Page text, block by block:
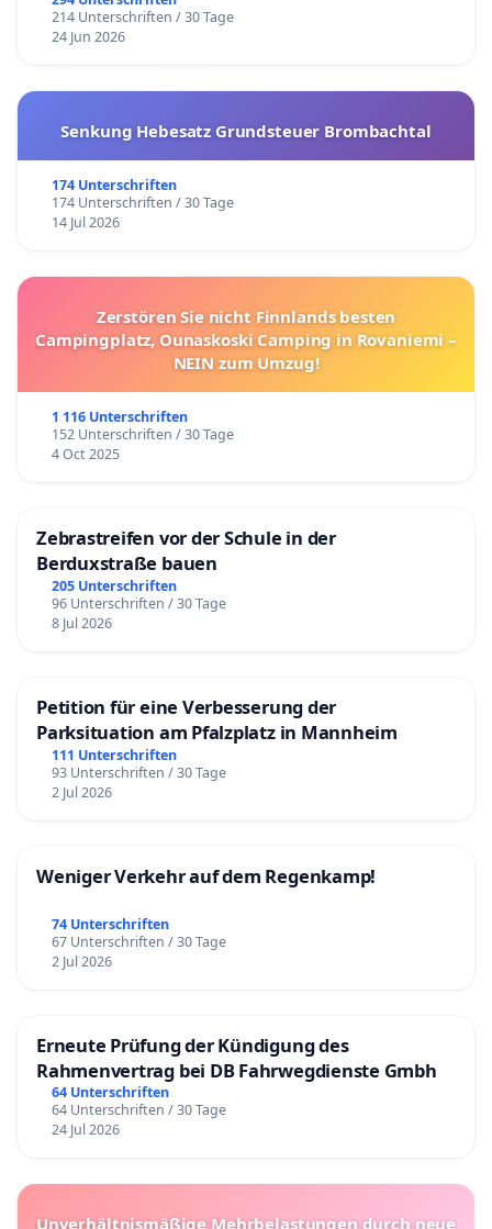
214 Unterschriften / 30 Tage
24 Jun 2026
Senkung Hebesatz Grundsteuer Brombachtal
174 Unterschriften
174 Unterschriften / 30 Tage
14 Jul 2026
Zerstören Sie nicht Finnlands besten
Campingplatz, Ounaskoski Camping in Rovaniemi –
NEIN zum Umzug!
1 116 Unterschriften
152 Unterschriften / 30 Tage
4 Oct 2025
Zebrastreifen vor der Schule in der
Berduxstraße bauen
205 Unterschriften
96 Unterschriften / 30 Tage
8 Jul 2026
Petition für eine Verbesserung der
Parksituation am Pfalzplatz in Mannheim
111 Unterschriften
93 Unterschriften / 30 Tage
2 Jul 2026
Weniger Verkehr auf dem Regenkamp!
74 Unterschriften
67 Unterschriften / 30 Tage
2 Jul 2026
Erneute Prüfung der Kündigung des
Rahmenvertrag bei DB Fahrwegdienste Gmbh
64 Unterschriften
64 Unterschriften / 30 Tage
24 Jul 2026
Unverhältnismäßige Mehrbelastungen durch neue